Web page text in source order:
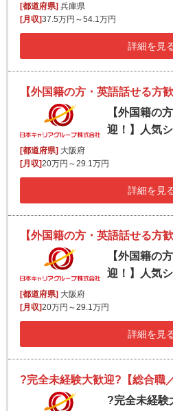
[都道府県]兵庫県
[月収]37.5万円～54.1万円
詳細を見
【外国籍の
迎！】人気
[都道府県]大阪府
[月収]20万円～29.1万円
詳細を見
【外国籍の
迎！】人気
[都道府県] 大阪府
[月収]20万円～29.1万円
詳細を見
?完全未経験